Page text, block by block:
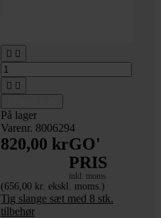
 
 
På lager
Varenr. 8006294
820,00 krGO'
PRIS
inkl. moms
(656,00 kr. ekskl. moms.)
Tig slange sæt med 8 stk.
tilbehør